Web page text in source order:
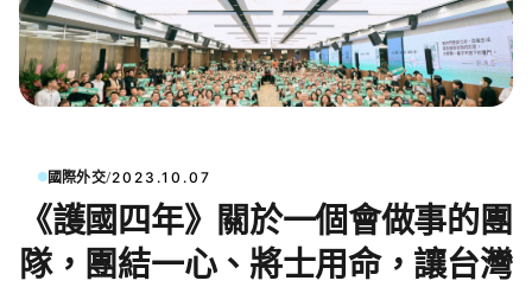
國際外交/2023.10.07
《護國四年》關於一個會做事的團
隊，團結一心、將士用命，讓台灣